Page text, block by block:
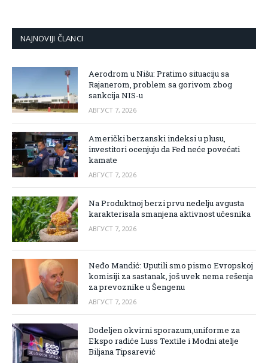
NAJNOVIJI ČLANCI
Aerodrom u Nišu: Pratimo situaciju sa
Rajanerom, problem sa gorivom zbog
sankcija NIS-u
АВГУСТ 7, 2026
Američki berzanski indeksi u plusu,
investitori ocenjuju da Fed neće povećati
kamate
АВГУСТ 7, 2026
Na Produktnoj berzi prvu nedelju avgusta
karakterisala smanjena aktivnost učesnika
АВГУСТ 7, 2026
Neđo Mandić: Uputili smo pismo Evropskoj
komisiji za sastanak, još uvek nema rešenja
za prevoznike u Šengenu
АВГУСТ 7, 2026
Dodeljen okvirni sporazum,uniforme za
Ekspo radiće Luss Textile i Modni atelje
Biljana Tipsarević